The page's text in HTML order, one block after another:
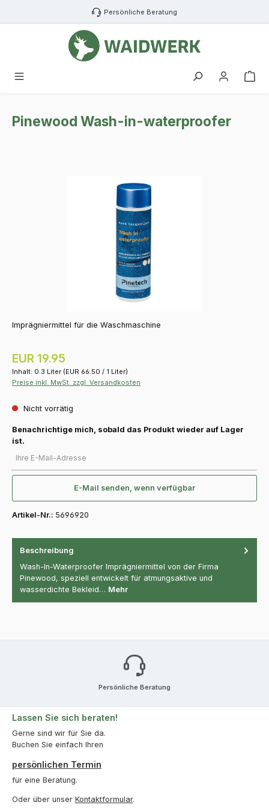
Zum Hauptinhalt springen Persönliche Beratung
Pinewood Wash-in-waterproofer
Imprägniermittel für die Waschmaschine
Regulärer Preis:
EUR 19.95
Inhalt: 0.3 Liter (EUR 66.50 / 1 Liter)
Preise inkl. MwSt. zzgl. Versandkosten
Nicht vorrätig
Benachrichtige mich, sobald das Produkt wieder auf Lager
ist.
E-Mail senden, wenn verfügbar
Artikel-Nr.: 5696920
Beschreibung
Wash-In-Waterproofer Imprägniermittel von der Firma
Pinewood, speziell entwickelt für atmungsaktive und
wasserdichte Bekleid… Mehr
Persönliche Beratung
Lassen Sie sich beraten!
Gerne sind wir für Sie da.
Buchen Sie einfach Ihren
persönlichen Termin
für eine Beratung.
Oder über unser Kontaktformular.